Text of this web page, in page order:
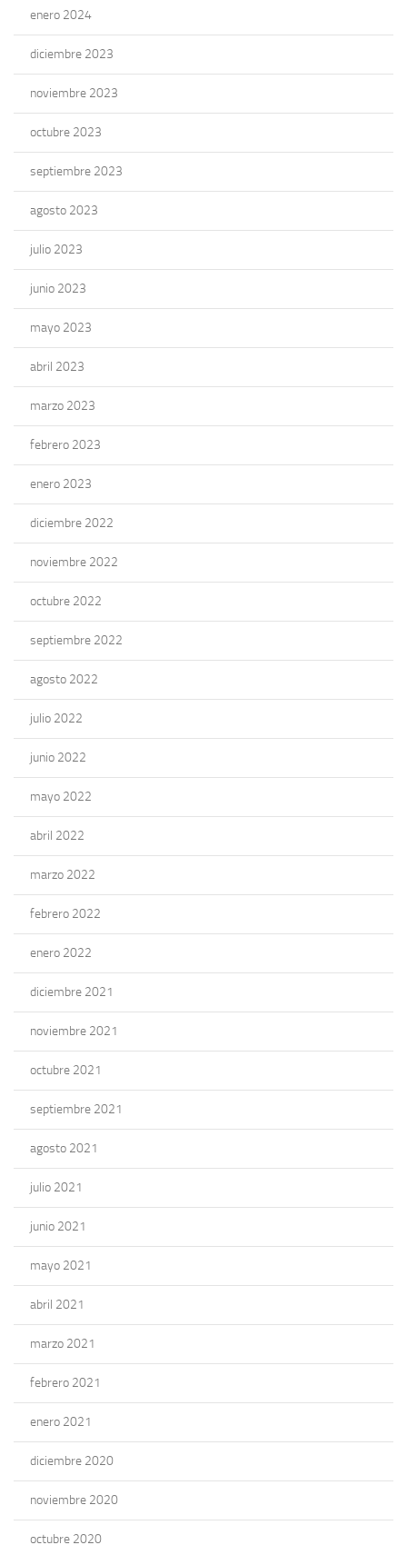
enero 2024
diciembre 2023
noviembre 2023
octubre 2023
septiembre 2023
agosto 2023
julio 2023
junio 2023
mayo 2023
abril 2023
marzo 2023
febrero 2023
enero 2023
diciembre 2022
noviembre 2022
octubre 2022
septiembre 2022
agosto 2022
julio 2022
junio 2022
mayo 2022
abril 2022
marzo 2022
febrero 2022
enero 2022
diciembre 2021
noviembre 2021
octubre 2021
septiembre 2021
agosto 2021
julio 2021
junio 2021
mayo 2021
abril 2021
marzo 2021
febrero 2021
enero 2021
diciembre 2020
noviembre 2020
octubre 2020